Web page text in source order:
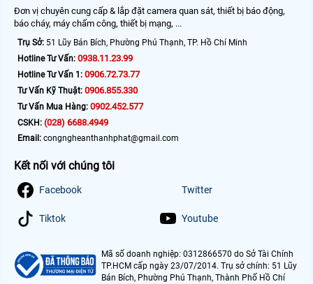
Đơn vị chuyên cung cấp & lắp đặt camera quan sát, thiết bị báo động,
báo cháy, máy chấm công, thiết bị mạng, ...
Trụ Sở: 51 Lũy Bán Bích, Phường Phú Thạnh, TP. Hồ Chí Minh
Hotline Tư Vấn: 0938.11.23.99
Hotline Tư Vấn 1: 0906.72.73.77
Tư Vấn Kỹ Thuật: 0906.855.330
Tư Vấn Mua Hàng: 0902.452.577
CSKH: (028) 6688.4949
Email: congngheanthanhphat@gmail.com
Kết nối với chúng tôi
Facebook Twitter
Tiktok Youtube
Mã số doanh nghiệp: 0312866570 do Sở Tài Chính
TP.HCM cấp ngày 23/07/2014. Trụ sở chính: 51 Lũy
Bán Bích, Phường Phú Thạnh, Thành Phố Hồ Chí